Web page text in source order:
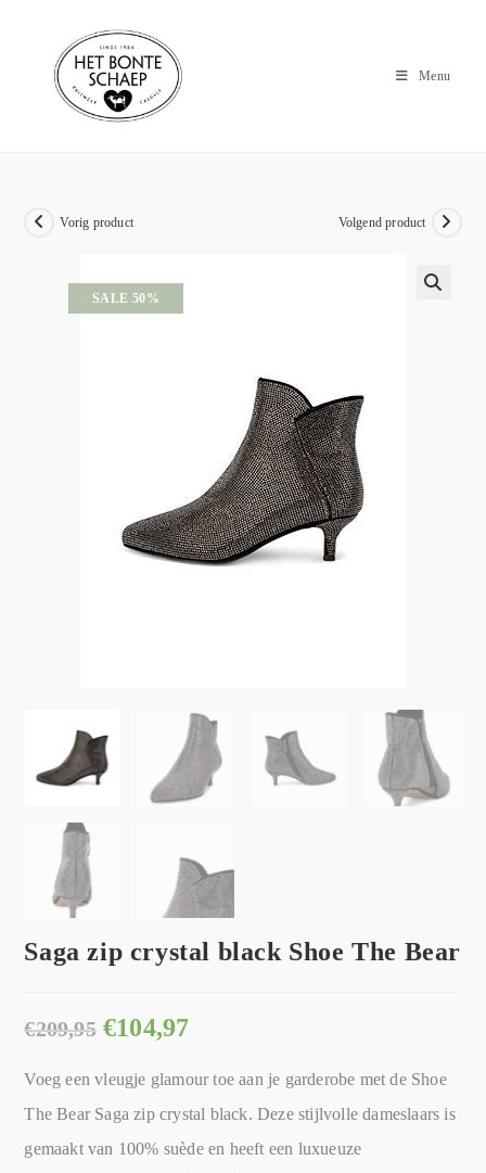
Menu
SALE 50%
Vorig product Volgend product
Saga zip crystal black Shoe The Bear
€209,95 €104,97
Voeg een vleugje glamour toe aan je garderobe met de Shoe
The Bear Saga zip crystal black. Deze stijlvolle dameslaars is
gemaakt van 100% suède en heeft een luxueuze